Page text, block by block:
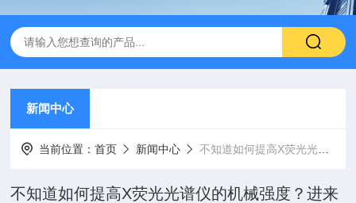
新闻中心
当前位置：首页 新闻中心 不知道如何提高X荧光光谱仪的机械强度？进来看
不知道如何提高X荧光光谱仪的机械强度？进来